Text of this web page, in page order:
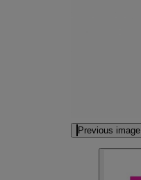
Previous image